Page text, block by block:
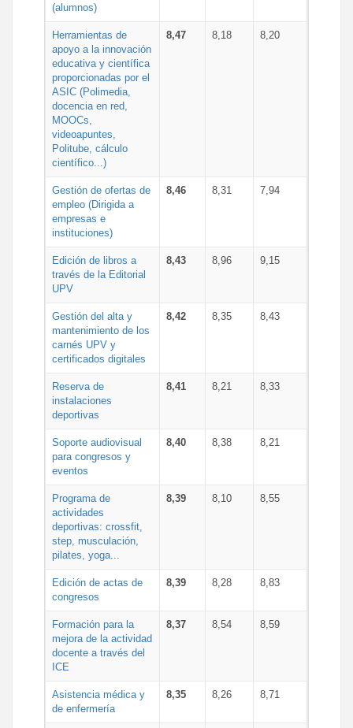
(alumnos)
Herramientas de
apoyo a la innovación
educativa y científica
proporcionadas por el
ASIC (Polimedia,
docencia en red,
MOOCs,
videoapuntes,
Politube, cálculo
científico...)
8,47 8,18 8,20
Gestión de ofertas de
empleo (Dirigida a
empresas e
instituciones)
8,46 8,31 7,94
Edición de libros a
través de la Editorial
UPV
8,43 8,96 9,15
Gestión del alta y
mantenimiento de los
carnés UPV y
certificados digitales
8,42 8,35 8,43
Reserva de
instalaciones
deportivas
8,41 8,21 8,33
Soporte audiovisual
para congresos y
eventos
8,40 8,38 8,21
Programa de
actividades
deportivas: crossfit,
step, musculación,
pilates, yoga...
8,39 8,10 8,55
Edición de actas de
congresos
8,39 8,28 8,83
Formación para la
mejora de la actividad
docente a través del
ICE
8,37 8,54 8,59
Asistencia médica y
de enfermería
8,35 8,26 8,71